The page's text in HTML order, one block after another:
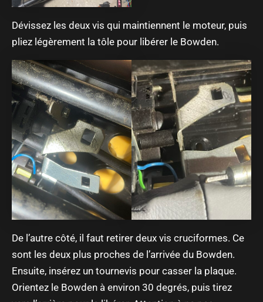
Dévissez les deux vis qui maintiennent le moteur, puis
pliez légèrement la tôle pour libérer le Bowden.
De l’autre côté, il faut retirer deux vis cruciformes. Ce
sont les deux plus proches de l’arrivée du Bowden.
Ensuite, insérez un tournevis pour casser la plaque.
Orientez le Bowden à environ 30 degrés, puis tirez